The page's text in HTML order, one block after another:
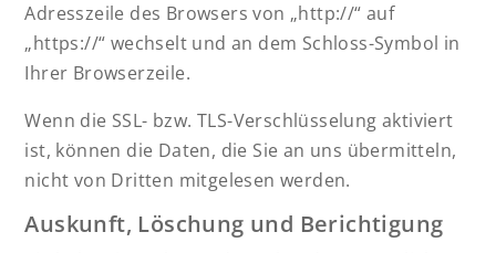
Adresszeile des Browsers von „http://“ auf
„https://“ wechselt und an dem Schloss-Symbol in
Ihrer Browserzeile.
Wenn die SSL- bzw. TLS-Verschlüsselung aktiviert
ist, können die Daten, die Sie an uns übermitteln,
nicht von Dritten mitgelesen werden.
Auskunft, Löschung und Berichtigung